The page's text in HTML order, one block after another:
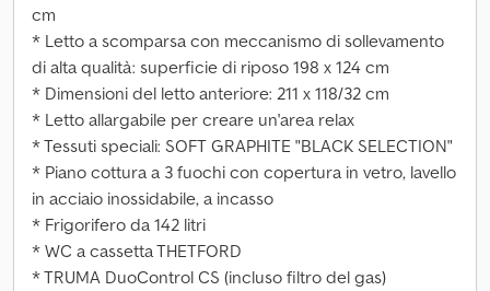
cm
* Letto a scomparsa con meccanismo di sollevamento
di alta qualità: superficie di riposo 198 x 124 cm
* Dimensioni del letto anteriore: 211 x 118/32 cm
* Letto allargabile per creare un'area relax
* Tessuti speciali: SOFT GRAPHITE "BLACK SELECTION"
* Piano cottura a 3 fuochi con copertura in vetro, lavello
in acciaio inossidabile, a incasso
* Frigorifero da 142 litri
* WC a cassetta THETFORD
* TRUMA DuoControl CS (incluso filtro del gas)